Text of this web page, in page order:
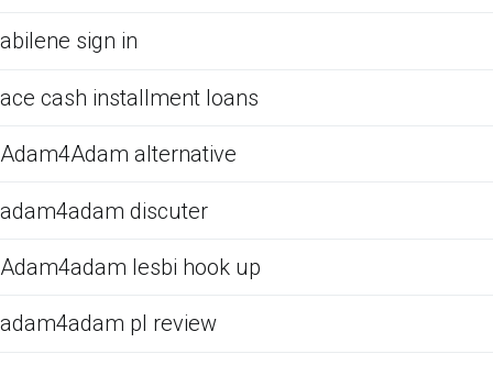
abilene sign in
ace cash installment loans
Adam4Adam alternative
adam4adam discuter
Adam4adam lesbi hook up
adam4adam pl review